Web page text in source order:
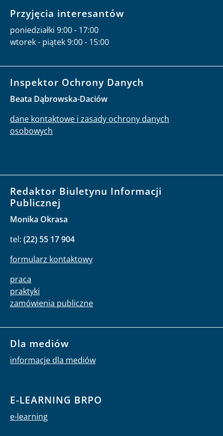
Przyjęcia interesantów
poniedziałki 9:00 - 17:00
wtorek - piątek 9:00 - 15:00
Inspektor Ochrony Danych
Beata Dąbrowska-Daciów
dane kontaktowe i zasady ochrony danych
osobowych
Redaktor Biuletynu Informacji
Publicznej
Monika Okrasa
tel: (22) 55 17 904
formularz kontaktowy
praca
praktyki
zamówienia publiczne
Dla mediów
informacje dla mediów
E-LEARNING BRPO
e-learning